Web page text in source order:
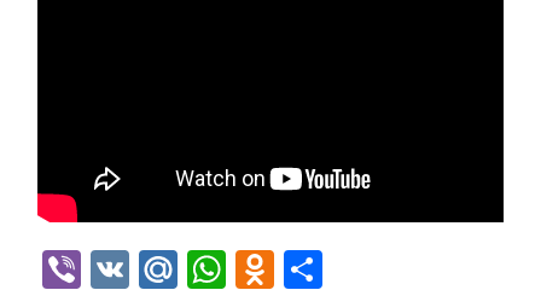
Viber
VK Mail.Ru
WhatsApp
Odnoklassniki